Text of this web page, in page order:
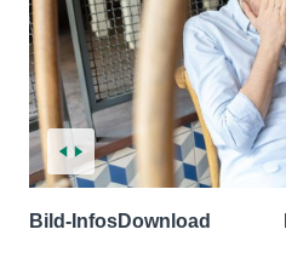
Bild-InfosDownload